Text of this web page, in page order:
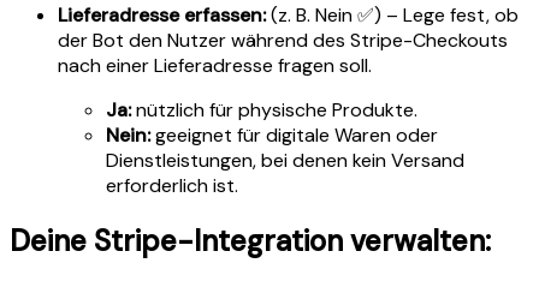
Lieferadresse erfassen:(z. B. Nein ✅) – Lege fest, ob
der Bot den Nutzer während des Stripe-Checkouts
nach einer Lieferadresse fragen soll.
Ja:nützlich für physische Produkte.
Nein:geeignet für digitale Waren oder
Dienstleistungen, bei denen kein Versand
erforderlich ist.
Deine Stripe-Integration verwalten: